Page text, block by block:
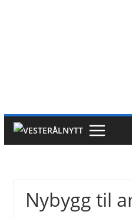
Nybygg til